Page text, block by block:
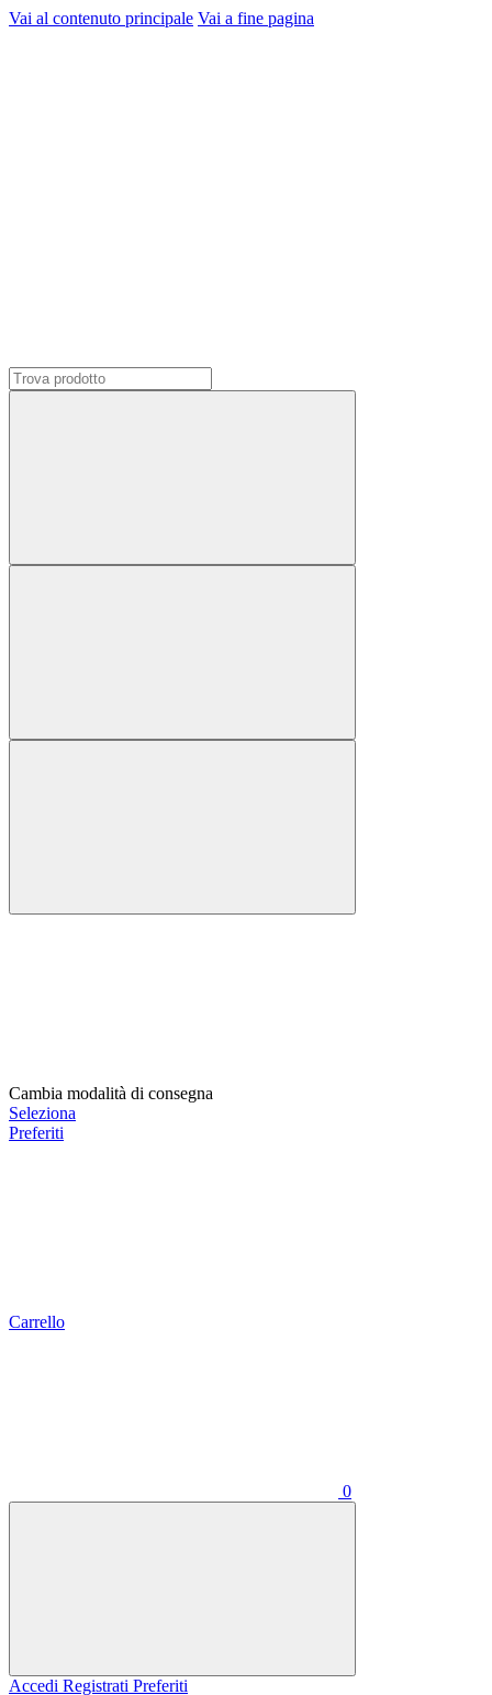
Vai al contenuto principale Vai a fine pagina
Cambia modalità di consegna
Seleziona
Preferiti
Carrello
0
Accedi Registrati Preferiti